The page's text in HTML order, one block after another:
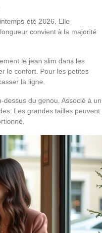
été 2026. Elle
convient à la majorité
le jean slim dans les
le confort. Pour les petites
la ligne.
dessus du genou. Associé à un
Les grandes tailles peuvent